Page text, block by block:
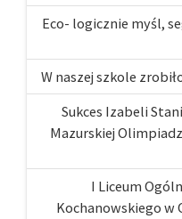
Eco- logicznie myśl,
W naszej szkole
Sukces Izabeli
Mazurskiej
I Liceum
Kochanowskiego w